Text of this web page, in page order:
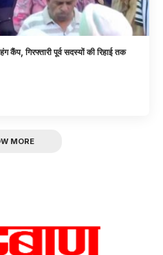
कैंप, गिरफ्तारी पूर्व सदस्यों की रिहाई तक
MORE